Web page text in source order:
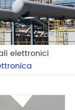
elettronici